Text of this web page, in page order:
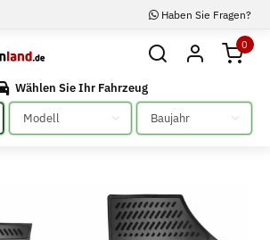
Haben Sie Fragen?
0
Wählen Sie Ihr Fahrzeug
Bitte auswählen Bitte auswählen